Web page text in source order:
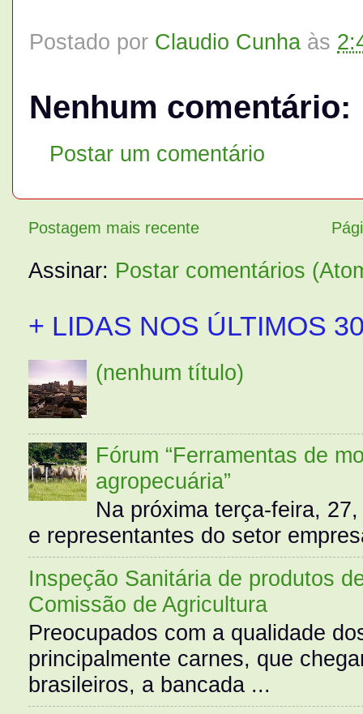
Postado por Claudio Cunha às
Nenhum comentário:
Postar um comentário
Postagem mais recente
Assinar: Postar comentários
+ LIDAS NOS ÚLTIMOS
(nenhum título)
Fórum “Ferramentas de
agropecuária”
Na próxima terça-feira,
e representantes do setor
Inspeção Sanitária de produtos
Comissão de Agricultura
Preocupados com a qualidade
principalmente carnes, que
brasileiros, a bancada ...